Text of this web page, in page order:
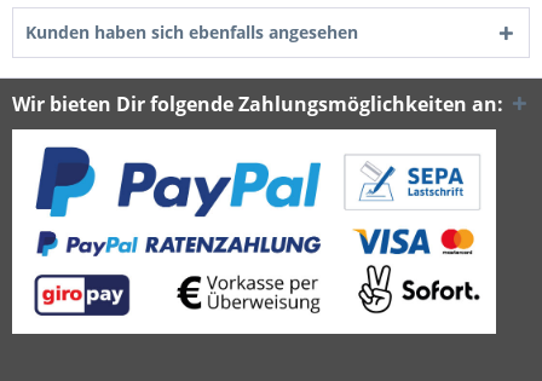
Kunden haben sich ebenfalls angesehen
Wir bieten Dir folgende Zahlungsmöglichkeiten an: